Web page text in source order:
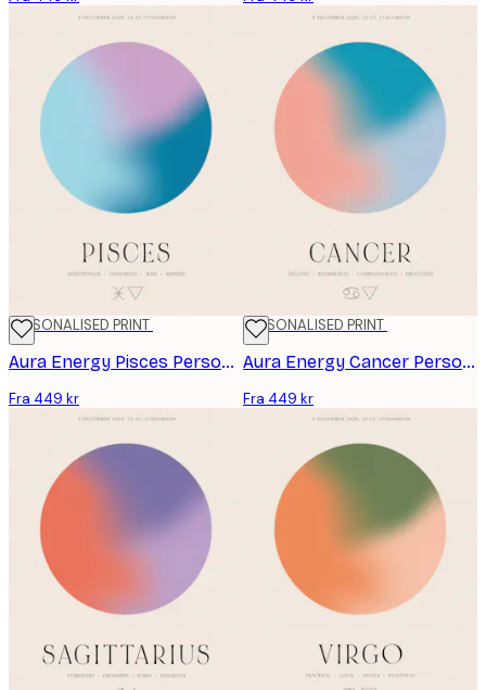
PERSONALISED PRINT
Aura Energy Pisces Personal Plakat
Fra 449 kr
PERSONALISED PRINT
Aura Energy Cancer Personal Plakat
Fra 449 kr